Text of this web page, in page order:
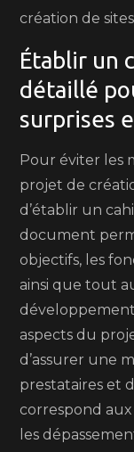
création de
Établir un
détaillé
surprises
Pour éviter les
projet de
d’établir un
document
objectifs, les
ainsi que tout
aspects du
d’assurer une
prestataires et
correspond
les